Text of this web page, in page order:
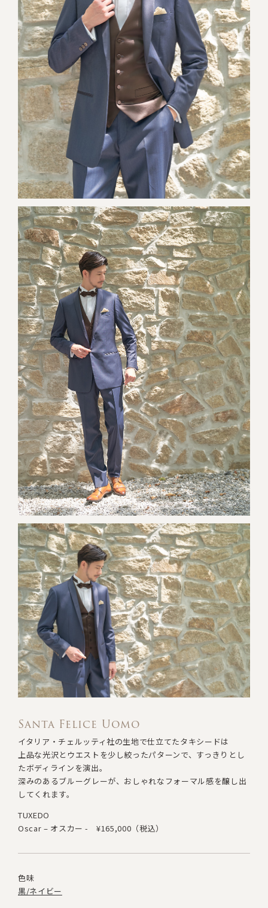
Santa Felice Uomo
イタリア・チェルッティ社の生地で仕立てたタキシードは
上品な光沢とウエストを少し絞ったパターンで、すっきりとし
たボディラインを演出。
深みのあるブルーグレーが、おしゃれなフォーマル感を醸し出
してくれます。
TUXEDO
Oscar – オスカー -
¥165,000（税込）
色味
黒/ネイビー